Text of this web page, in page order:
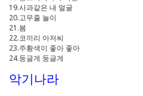
19.사과같은 내 얼굴
20.고무줄 놀이
21.봄
22.코끼리 아저씨
23.주황색이 좋아 좋아
24.둥글게 둥글게
악기나라